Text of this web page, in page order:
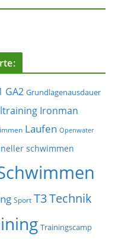
GA2 Grundlagenausdauer
Ironman
Laufen Openwater
schwimmen
Sport T3Technik
Trainingscamp